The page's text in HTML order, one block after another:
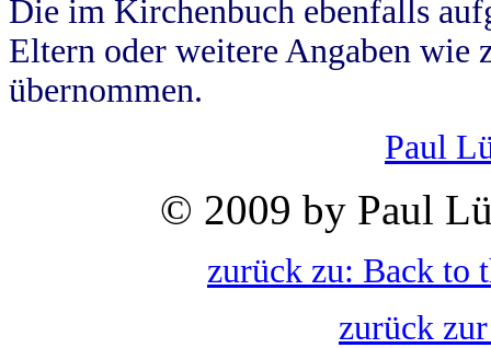
Die im Kirchenbuch ebenfalls
Eltern oder weitere Angaben wie
übernommen.
Paul
© 2009 by Paul
zurück zu: Back to
zurück